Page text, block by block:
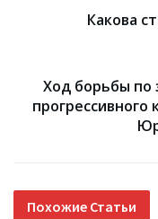
Какова
Ход борьбы
прогрессивного
Похожие Статьи